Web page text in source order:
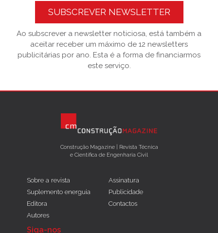
SUBSCREVER NEWSLETTER
Ao subscrever a newsletter noticiosa, está também a
aceitar receber um máximo de 12 newsletters
publicitárias por ano. Esta é a forma de financiarmos
este serviço.
Construção Magazine | Revista Técnica
e Científica de Engenharia Civil
Sobre a revista
Suplemento energuia
Editora
Autores
Assinatura
Publicidade
Contactos
Siga-nos